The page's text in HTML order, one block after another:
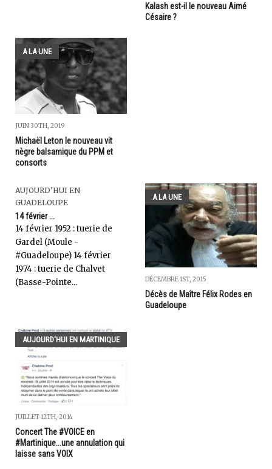
Kalash est-il le nouveau Aimé
Césaire ?
A LA UNE
JUIN 30TH, 2019
Michaël Leton le nouveau vit
nègre balsamique du PPM et
consorts
AUJOURD'HUI EN
GUADELOUPE
14 février ...
14 février 1952 : tuerie de
Gardel (Moule -
#Guadeloupe) 14 février
1974 : tuerie de Chalvet
(Basse-Pointe...
A LA UNE
DÉCEMBRE 1ST, 2015
Décès de Maître Félix Rodes en
Guadeloupe
AUJOURD'HUI EN MARTINIQUE
JUILLET 12TH, 2014
Concert The #VOICE en
#Martinique...une annulation qui
laisse sans VOIX